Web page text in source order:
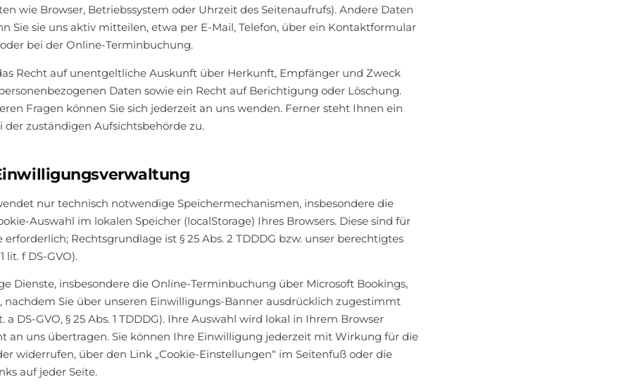
wie Browser, Betriebssystem oder Uhrzeit des Seitenaufrufs). Andere Daten
Sie sie uns aktiv mitteilen, etwa per E-Mail, Telefon, über ein Kontaktformular
bei der Online-Terminbuchung.
Recht auf unentgeltliche Auskunft über Herkunft, Empfänger und Zweck
Daten sowie ein Recht auf Berichtigung oder Löschung.
Fragen können Sie sich jederzeit an uns wenden. Ferner steht Ihnen ein
der zuständigen Aufsichtsbehörde zu.
nur technisch notwendige Speichermechanismen, insbesondere die
Auswahl im lokalen Speicher (localStorage) Ihres Browsers. Diese sind für
Rechtsgrundlage ist § 25 Abs. 2 TDDDG bzw. unser berechtigtes
lit. f DS-GVO).
Dienste, insbesondere die Online-Terminbuchung über Microsoft Bookings,
nachdem Sie über unseren Einwilligungs-Banner ausdrücklich zugestimmt
a DS-GVO, § 25 Abs. 1 TDDDG). Ihre Auswahl wird lokal in Ihrem Browser
an uns übertragen. Sie können Ihre Einwilligung jederzeit mit Wirkung für die
widerrufen, über den Link „Cookie-Einstellungen“ im Seitenfuß oder die
auf jeder Seite.